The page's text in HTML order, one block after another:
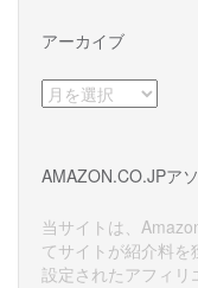
アーカイブ
ア
ー
ブ
AMAZON.CO.JPア
当サイトは、
てサイトが紹介料
設定されたアフィ